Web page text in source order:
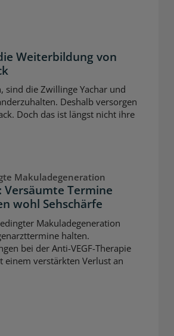
Weiterbildung von
sind die Zwillinge Yachar und
Deshalb versorgen
Doch das ist längst nicht ihre
Makuladegeneration
Versäumte Termine
wohl Sehschärfe
Makuladegeneration
halten.
bei der Anti-VEGF-Therapie
einem verstärkten Verlust an